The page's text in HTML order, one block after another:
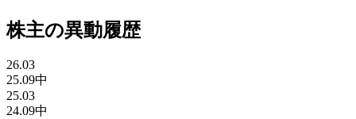
株主の異動履歴
26.03
25.09中
25.03
24.09中